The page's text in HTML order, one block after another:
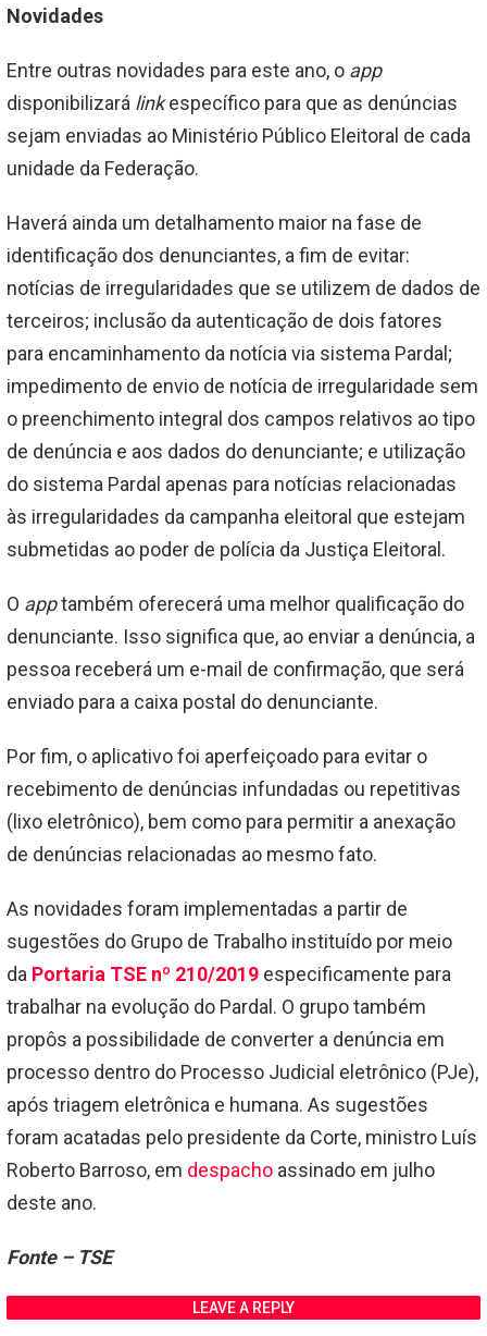
Novidades
Entre outras novidades para este ano, o app
disponibilizará linkespecífico para que as denúncias
sejam enviadas ao Ministério Público Eleitoral de cada
unidade da Federação.
Haverá ainda um detalhamento maior na fase de
identificação dos denunciantes, a fim de evitar:
notícias de irregularidades que se utilizem de dados de
terceiros; inclusão da autenticação de dois fatores
para encaminhamento da notícia via sistema Pardal;
impedimento de envio de notícia de irregularidade sem
o preenchimento integral dos campos relativos ao tipo
de denúncia e aos dados do denunciante; e utilização
do sistema Pardal apenas para notícias relacionadas
às irregularidades da campanha eleitoral que estejam
submetidas ao poder de polícia da Justiça Eleitoral.
O apptambém oferecerá uma melhor qualificação do
denunciante. Isso significa que, ao enviar a denúncia, a
pessoa receberá um e-mail de confirmação, que será
enviado para a caixa postal do denunciante.
Por fim, o aplicativo foi aperfeiçoado para evitar o
recebimento de denúncias infundadas ou repetitivas
(lixo eletrônico), bem como para permitir a anexação
de denúncias relacionadas ao mesmo fato.
As novidades foram implementadas a partir de
sugestões do Grupo de Trabalho instituído por meio
da Portaria TSE nº 210/2019 especificamente para
trabalhar na evolução do Pardal. O grupo também
propôs a possibilidade de converter a denúncia em
processo dentro do Processo Judicial eletrônico (PJe),
após triagem eletrônica e humana. As sugestões
foram acatadas pelo presidente da Corte, ministro Luís
Roberto Barroso, em despacho assinado em julho
deste ano.
Fonte – TSE
LEAVE A REPLY